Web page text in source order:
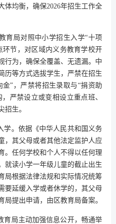
体均衡，确保2026年招生工作全
育局对照中小学招生入学“十项
环节，对区域内义务教育学校开
行为，确保全覆盖、无遗漏。中
历等方式选拔学生，严禁在招生
”，严禁将招生录取与“捐资助
严禁设立或变相设立重点班、
招生。
学。依据《中华人民共和国义务
，其父母或者其他法定监护人应
。任何学校和个人不得以任何理
就读小学一年级儿童的截止出生
局根据法律法规和实际情况统筹
要延缓入学或者休学的，其父母
提出申请，由区教育局备案。
育局主动加强信息公开，畅通举